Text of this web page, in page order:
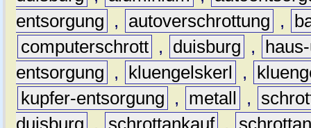
entsorgung
, autoverschrottung ,
computerschrott , duisburg ,
entsorgung
, kluengelskerl ,
kupfer-entsorgung
, metall ,
duisburg
, schrottankauf ,